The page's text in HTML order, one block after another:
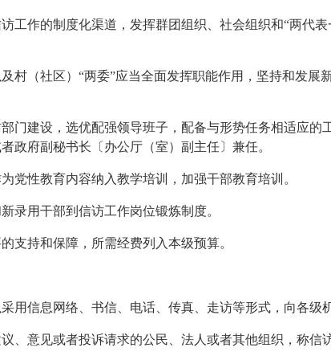
工作的制度化渠道，发挥群团组织、社会组织和“两代
村（社区）“两委”应当全面发挥职能作用，坚持和发
建设，选优配强领导班子，配备与形势任务相适应
政府副秘书长〔办公厅（室）副主任〕兼任。
党性教育内容纳入教学培训，加强干部教育培训。
录用干部到信访工作岗位锻炼制度。
支持和保障，所需经费列入本级预算。
信息网络、书信、电话、传真、走访等形式，向各级
、意见或者投诉请求的公民、法人或者其他组织，称信